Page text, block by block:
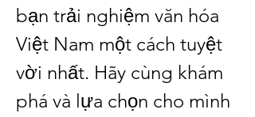
bạn trải nghiệm văn hóa
Việt Nam một cách tuyệt
vời nhất. Hãy cùng khám
phá và lựa chọn cho mình